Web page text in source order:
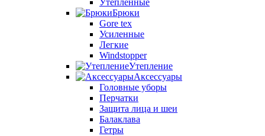
Утепленные
Брюки
Gore tex
Усиленные
Легкие
Windstopper
Утепление
Аксессуары
Головные уборы
Перчатки
Защита лица и шеи
Балаклава
Гетры